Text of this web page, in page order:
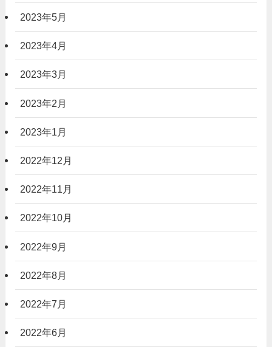
2023年5月
2023年4月
2023年3月
2023年2月
2023年1月
2022年12月
2022年11月
2022年10月
2022年9月
2022年8月
2022年7月
2022年6月